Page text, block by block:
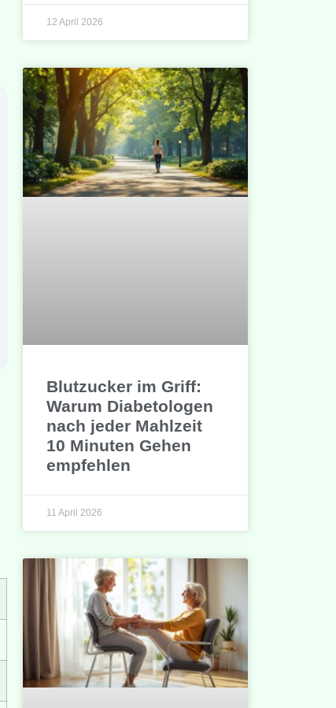
12 April 2026
Blutzucker im Griff:
Warum Diabetologen
nach jeder Mahlzeit
10 Minuten Gehen
empfehlen
11 April 2026